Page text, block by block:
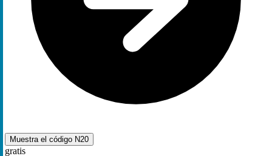
Muestra el código N20
gratis